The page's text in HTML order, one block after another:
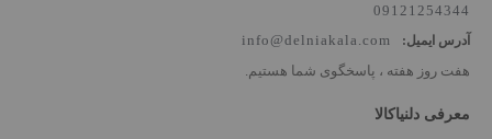
09121254344
آدرس ایمیل:
info@delniakala.com
هفت روز هفته ، پاسخگوی شما هستیم.
معرفی دلنیاکالا